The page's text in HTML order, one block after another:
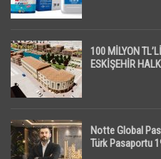
100 MİLYON
ESKİŞEHİR
Notte Global
Türk Pasaportu